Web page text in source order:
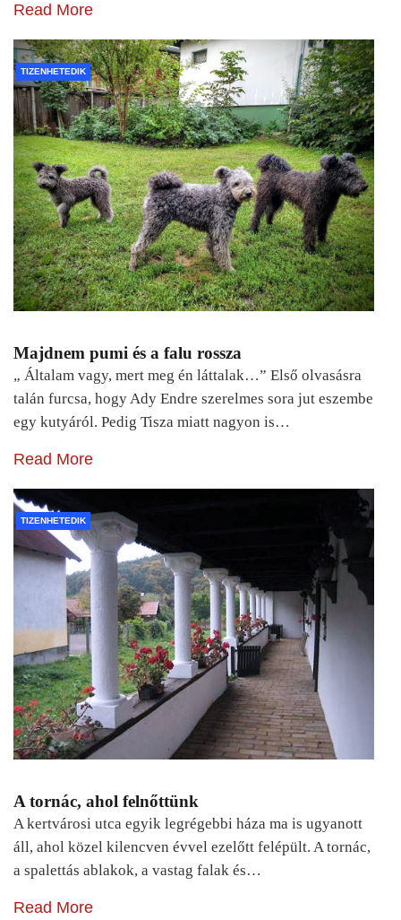
Read More
TIZENHETEDIK
Majdnem pumi és a falu rossza
„ Általam vagy, mert meg én láttalak…” Első olvasásra
talán furcsa, hogy Ady Endre szerelmes sora jut eszembe
egy kutyáról. Pedig Tisza miatt nagyon is…
Read More
TIZENHETEDIK
A tornác, ahol felnőttünk
A kertvárosi utca egyik legrégebbi háza ma is ugyanott
áll, ahol közel kilencven évvel ezelőtt felépült. A tornác,
a spalettás ablakok, a vastag falak és…
Read More